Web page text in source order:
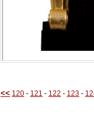
<< 120 - 121 - 122 - 123 -